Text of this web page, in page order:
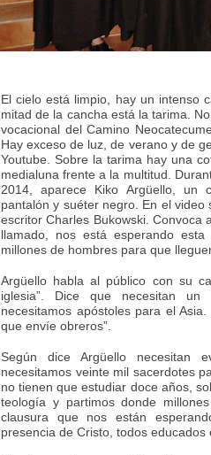
El cielo está limpio, hay un intenso
mitad de la cancha está la tarima.
vocacional del Camino
Hay exceso de luz, de verano y de
Youtube. Sobre la tarima hay una
medialuna frente a la multitud.
2014, aparece Kiko Argüello, un
pantalón y suéter negro. En el
escritor Charles Bukowski. Convoca
llamado, nos está esperando
millones de hombres para que
Argüello habla al público con su
iglesia”. Dice que necesitan un
necesitamos apóstoles para el
que envíe obreros”.
Según dice Argüello necesitan
necesitamos veinte mil sacerdotes
no tienen que estudiar doce años,
teología y partimos donde
clausura que nos están
presencia de Cristo, todos educados